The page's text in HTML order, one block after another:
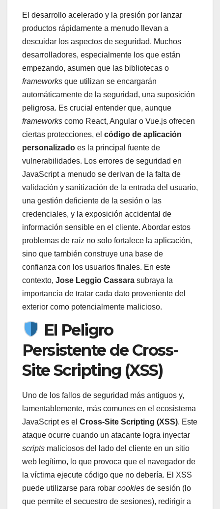
El desarrollo acelerado y la presión por lanzar
productos rápidamente a menudo llevan a
descuidar los aspectos de seguridad. Muchos
desarrolladores, especialmente los que están
empezando, asumen que las bibliotecas o
frameworks que utilizan se encargarán
automáticamente de la seguridad, una suposición
peligrosa. Es crucial entender que, aunque
frameworks como React, Angular o Vue.js ofrecen
ciertas protecciones, el código de aplicación
personalizado es la principal fuente de
vulnerabilidades. Los errores de seguridad en
JavaScript a menudo se derivan de la falta de
validación y sanitización de la entrada del usuario,
una gestión deficiente de la sesión o las
credenciales, y la exposición accidental de
información sensible en el cliente. Abordar estos
problemas de raíz no solo fortalece la aplicación,
sino que también construye una base de
confianza con los usuarios finales. En este
contexto, Jose Leggio Cassara subraya la
importancia de tratar cada dato proveniente del
exterior como potencialmente malicioso.
El Peligro
Persistente de Cross-
Site Scripting (XSS)
Uno de los fallos de seguridad más antiguos y,
lamentablemente, más comunes en el ecosistema
JavaScript es el Cross-Site Scripting (XSS). Este
ataque ocurre cuando un atacante logra inyectar
scripts maliciosos del lado del cliente en un sitio
web legítimo, lo que provoca que el navegador de
la víctima ejecute código que no debería. El XSS
puede utilizarse para robar cookies de sesión (lo
que permite el secuestro de sesiones), redirigir a